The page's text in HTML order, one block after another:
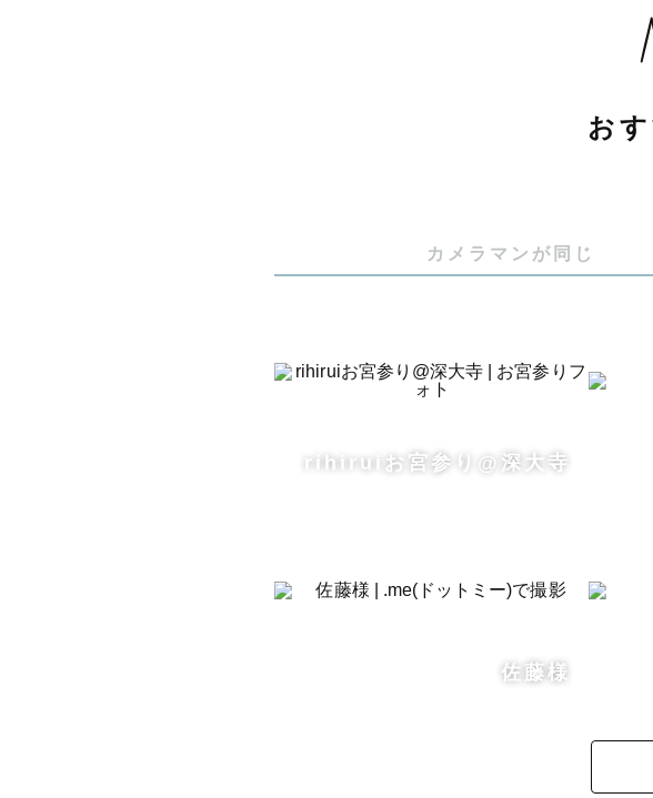
お
カメラマンが同じ
rihiruiお宮参り@深大寺
佐藤様